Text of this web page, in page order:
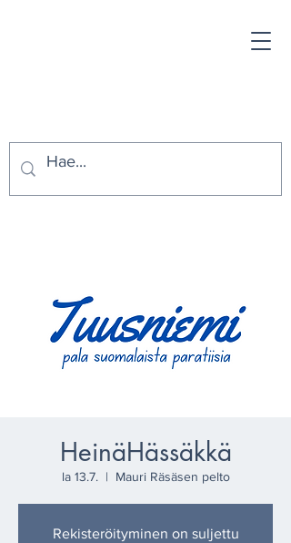
HeinäHässäkkä
la 13.7.
  |
Mauri Räsäsen pelto
Rekisteröityminen on suljettu